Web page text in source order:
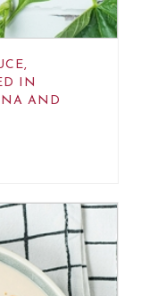
IN
AND